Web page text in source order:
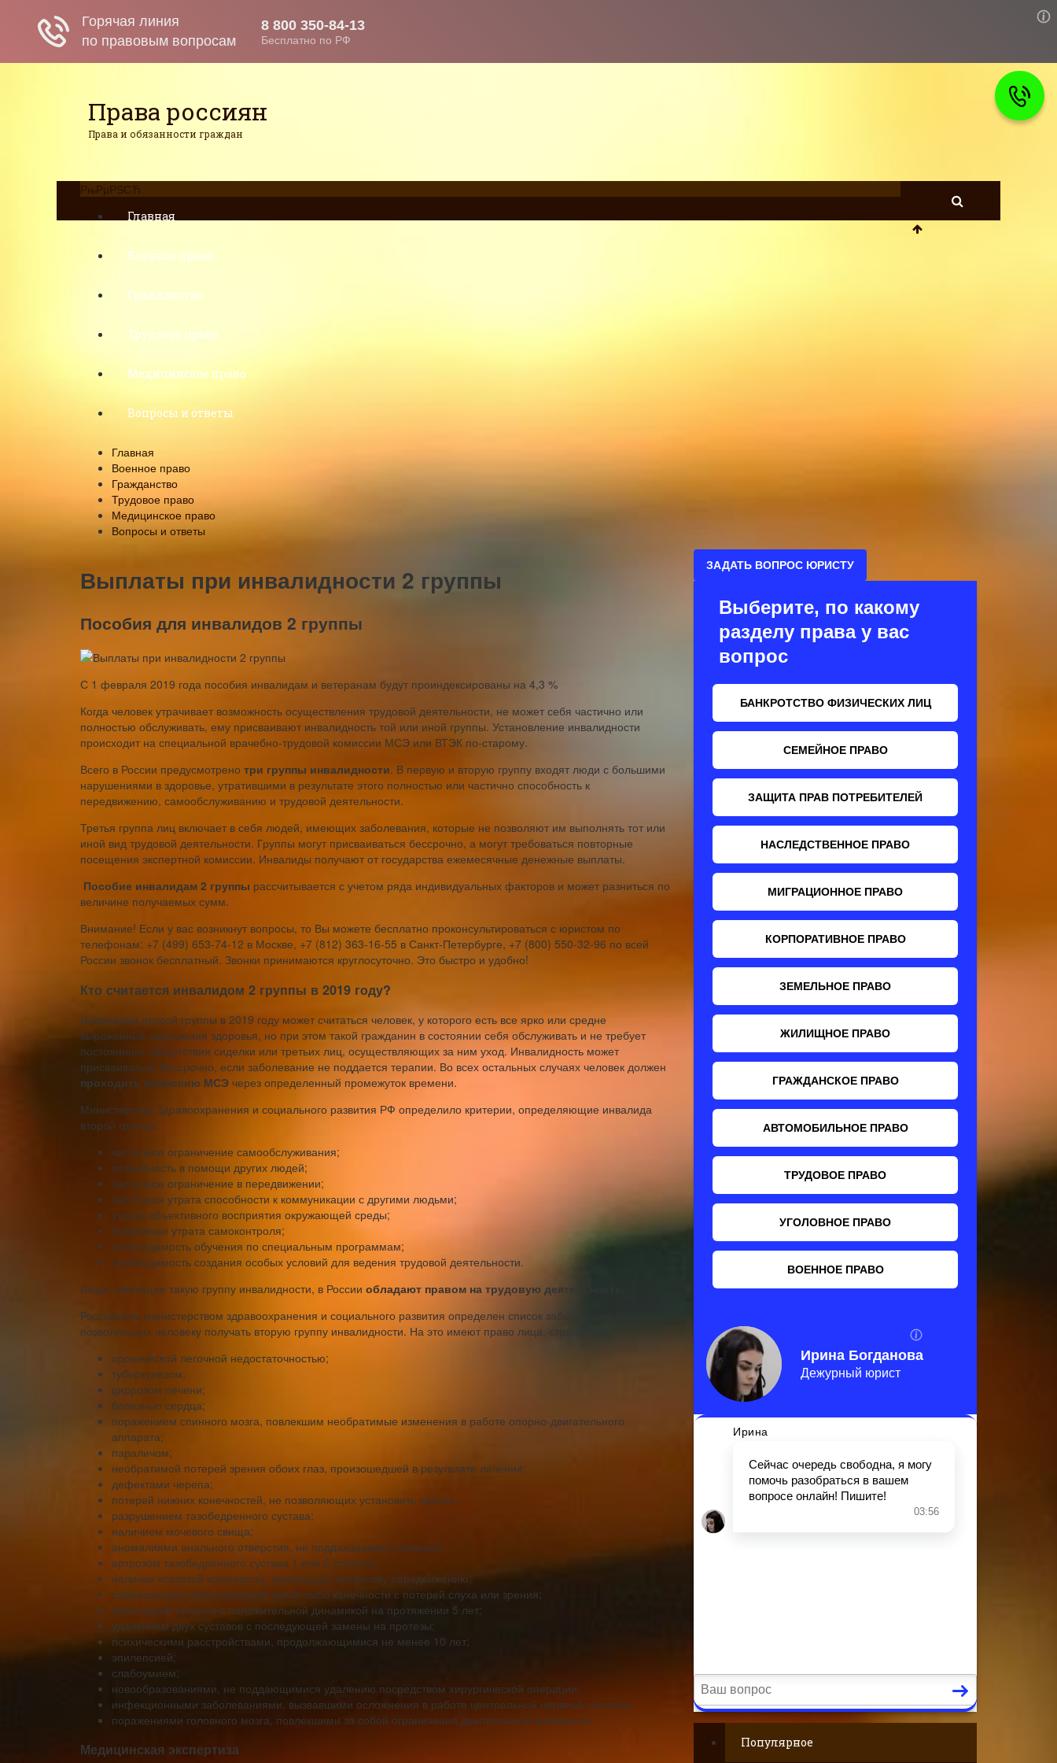
Права россиян
Права и обязанности граждан
РњРµРЅСЋ
Главная
Военное право
Гражданство
Трудовое право
Медицинское право
Вопросы и ответы
Главная
Военное право
Гражданство
Трудовое право
Медицинское право
Вопросы и ответы
Выплаты при инвалидности 2 группы
Пособия для инвалидов 2 группы
С 1 февраля 2019 года пособия инвалидам и ветеранам будут проиндексированы на 4,3 %
Когда человек утрачивает возможность осуществления трудовой деятельности, не может себя частично или
полностью обслуживать, ему присваивают инвалидность той или иной группы. Установление инвалидности
происходит на специальной врачебно-трудовой комиссии МСЭ или ВТЭК по-старому.
Всего в России предусмотрено три группы инвалидности. В первую и вторую группу входят люди с большими
нарушениями в здоровье, утратившими в результате этого полностью или частично способность к
передвижению, самообслуживанию и трудовой деятельности.
Третья группа лиц включает в себя людей, имеющих заболевания, которые не позволяют им выполнять тот или
иной вид трудовой деятельности. Группы могут присваиваться бессрочно, а могут требоваться повторные
посещения экспертной комиссии. Инвалиды получают от государства ежемесячные денежные выплаты.
Пособие инвалидам 2 группы рассчитывается с учетом ряда индивидуальных факторов и может разниться по
величине получаемых сумм.
Внимание! Если у вас возникнут вопросы, то Вы можете бесплатно проконсультироваться с юристом по
телефонам: +7 (499) 653-74-12 в Москве, +7 (812) 363-16-55 в Санкт-Петербурге, +7 (800) 550-32-96 по всей
России звонок бесплатный. Звонки принимаются круглосуточно. Это быстро и удобно!
Кто считается инвалидом 2 группы в 2019 году?
Инвалидом второй группы в 2019 году может считаться человек, у которого есть все ярко или средне
выраженные нарушения здоровья, но при этом такой гражданин в состоянии себя обслуживать и не требует
постоянного присутствия сиделки или третьих лиц, осуществляющих за ним уход. Инвалидность может
присваиваться бессрочно, если заболевание не поддается терапии. Во всех остальных случаях человек должен
проходить комиссию МСЭ через определенный промежуток времени.
Министерство Здравоохранения и социального развития РФ определило критерии, определяющие инвалида
второй группы:
частичное ограничение самообслуживания;
потребность в помощи других людей;
частичное ограничение в передвижении;
частичная утрата способности к коммуникации с другими людьми;
утрата объективного восприятия окружающей среды;
возможная утрата самоконтроля;
необходимость обучения по специальным программам;
необходимость создания особых условий для ведения трудовой деятельности.
Люди, имеющие такую группу инвалидности, в России обладают правом на трудовую деятельность
Российским министерством здравоохранения и социального развития определен список заболеваний,
позволяющих человеку получать вторую группу инвалидности. На это имеют право лица, страдающие:
хронической легочной недостаточностью;
туберкулезом;
циррозом печени;
болезнью сердца;
поражением спинного мозга, повлекшим необратимые изменения в работе опорно-двигательного
аппарата;
параличом;
необратимой потерей зрения обоих глаз, произошедшей в результате лечения;
дефектами черепа;
потерей нижних конечностей, не позволяющих установить протез;
разрушением тазобедренного сустава;
наличием мочевого свища;
аномалиями анального отверстия, не поддающимися лечению;
артрозом тазобедренного сустава 1 или 2 степени;
наличие короткой конечности, мешающей активному передвижению;
совмещением ампутирования какой-либо конечности с потерей слуха или зрения;
пересадкой органов с положительной динамикой на протяжении 5 лет;
удалением двух суставов с последующей замены на протезы;
психическими расстройствами, продолжающимися не менее 10 лет;
эпилепсией;
слабоумием;
новообразованиями, не поддающимися удалению посредством хирургической операции;
инфекционными заболеваниями, вызвавшими осложнения в работе центральной нервной системы;
поражениями головного мозга, повлекшими за собой ограничения двигательной активности.
Медицинская экспертиза Популярное